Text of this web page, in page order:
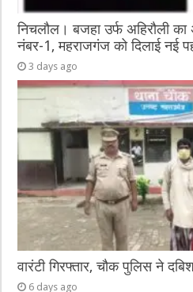
निचलौल। बजहा उर्फ अहिरौली
नंबर-1, महराजगंज को दिलाई नई
3 days ago
वारंटी गिरफ्तार, चौक पुलिस ने
6 days ago